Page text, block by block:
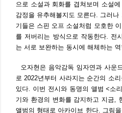
으로 소설과 회화를 겹쳐보며 소설
감정을 유추해볼지도 모른다. 그러
기들은 스핀 오프 소설처럼 모호한
를 저버리는 방식으로 작동한다. 전
는 서로 보완하는 동시에 해체하는
오자현은 음악감독 임자연과 사운
로 2022년부터 사라지는 순간의 소
있다. 이번 전시와 동명의 앨범 <소
기와 환경의 변화를 감지하고 지금,
앨범의 형태로 아카이브 한다. 그림